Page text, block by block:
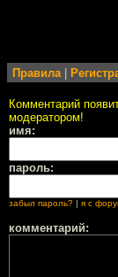
Правила
Комментарий
модератором!
имя:
пароль:
забыл пароль? | я с
комментарий: